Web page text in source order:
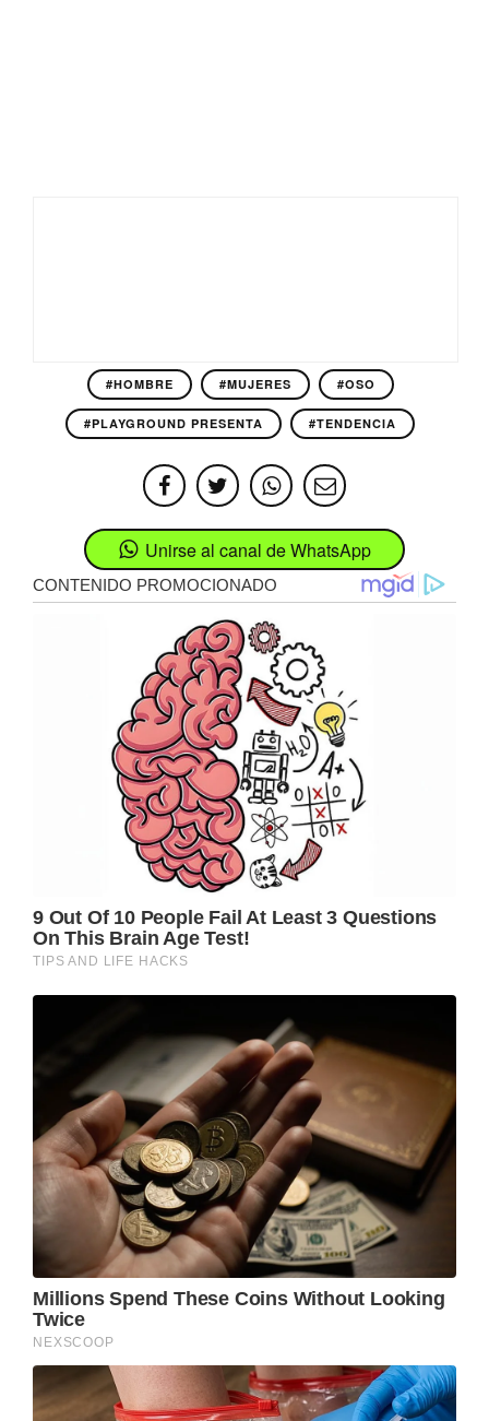
#HOMBRE #MUJERES #OSO
#PLAYGROUND PRESENTA #TENDENCIA
Unirse al canal de WhatsApp